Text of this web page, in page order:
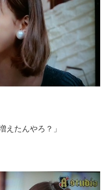
えたんやろ？」